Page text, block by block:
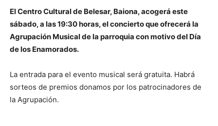
El Centro Cultural de Belesar, Baiona, acogerá este
sábado, a las 19:30 horas, el concierto que ofrecerá la
Agrupación Musical de la parroquia con motivo del Día
de los Enamorados.
La entrada para el evento musical será gratuita. Habrá
sorteos de premios donamos por los patrocinadores de
la Agrupación.